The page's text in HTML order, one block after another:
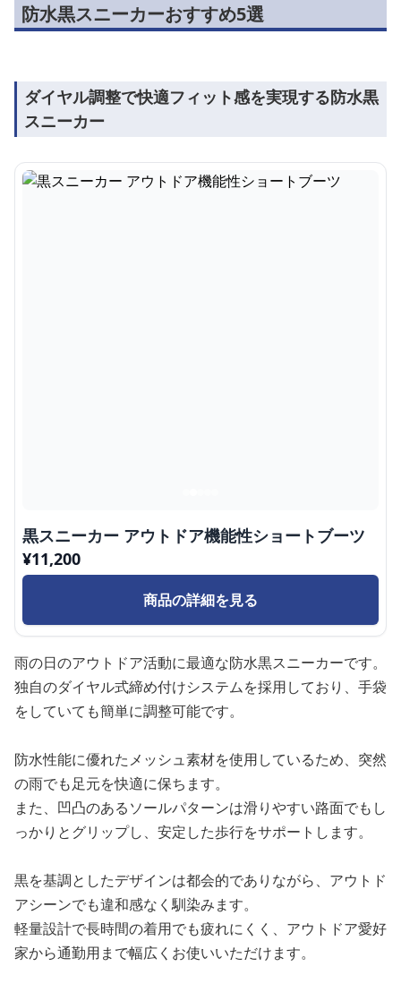
防水黒スニーカーおすすめ5選
ダイヤル調整で快適フィット感を実現する防水黒
スニーカー
黒スニーカー アウトドア機能性ショートブーツ
¥11,200
商品の詳細を見る
雨の日のアウトドア活動に最適な防水黒スニーカーです。
独自のダイヤル式締め付けシステムを採用しており、手袋
をしていても簡単に調整可能です。
防水性能に優れたメッシュ素材を使用しているため、突然
の雨でも足元を快適に保ちます。
また、凹凸のあるソールパターンは滑りやすい路面でもし
っかりとグリップし、安定した歩行をサポートします。
黒を基調としたデザインは都会的でありながら、アウトド
アシーンでも違和感なく馴染みます。
軽量設計で長時間の着用でも疲れにくく、アウトドア愛好
家から通勤用まで幅広くお使いいただけます。